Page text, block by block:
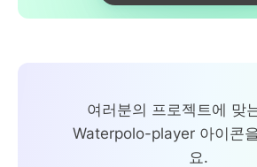
여러분의 프로젝트에 맞
Waterpolo-player 아이콘
요.